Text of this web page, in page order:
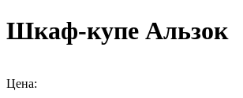
Шкаф-купе Альзок
Цена: